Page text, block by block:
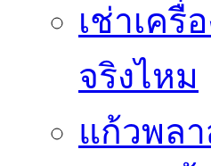
เช่าเค
จริงไหม
แก้วพล